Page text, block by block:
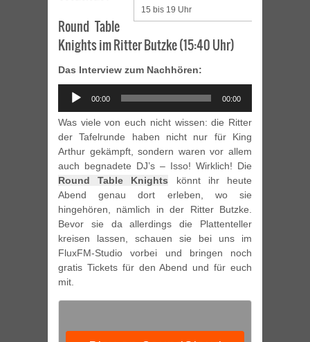
15 bis 19 Uhr
Round Table
Knights im Ritter Butzke (15:40 Uhr)
Das Interview zum Nachhören:
Audio
Player
00:00 00:00
Was viele von euch nicht wissen: die Ritter
der Tafelrunde haben nicht nur für King
Arthur gekämpft, sondern waren vor allem
auch begnadete DJ’s – Isso! Wirklich! Die
Round Table Knights könnt ihr heute
Abend genau dort erleben, wo sie
hingehören, nämlich in der Ritter Butzke.
Bevor sie da allerdings die Plattenteller
kreisen lassen, schauen sie bei uns im
FluxFM-Studio vorbei und bringen noch
gratis Tickets für den Abend und für euch
mit.